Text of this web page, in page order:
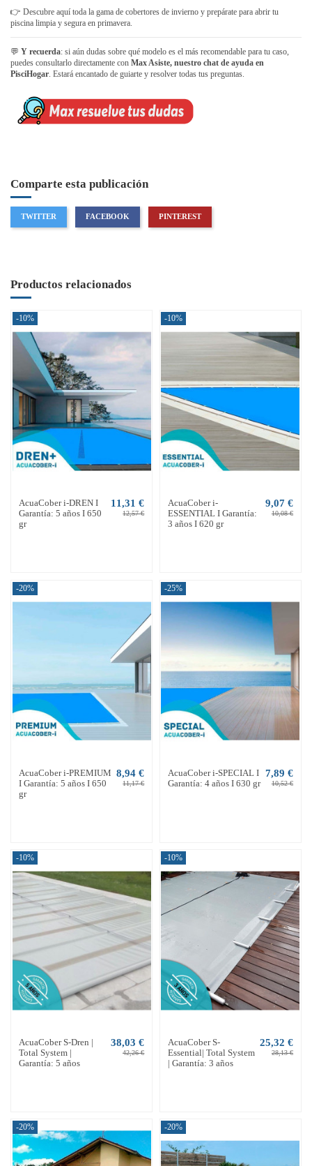
👉 Descubre aquí toda la gama de cobertores de invierno y prepárate para abrir tu
piscina limpia y segura en primavera.
💬 Y recuerda: si aún dudas sobre qué modelo es el más recomendable para tu caso,
puedes consultarlo directamente con Max Asiste, nuestro chat de ayuda en
PisciHogar. Estará encantado de guiarte y resolver todas tus preguntas.
Comparte esta publicación
TWITTER FACEBOOK PINTEREST
Productos relacionados
-10%
AcuaCober i-DREN I
Garantía: 5 años I 650
gr
11,31 €
12,57 €
-10%
AcuaCober i-
ESSENTIAL I Garantía:
3 años I 620 gr
9,07 €
10,08 €
-20%
AcuaCober i-PREMIUM
I Garantía: 5 años I 650
gr
8,94 €
11,17 €
-25%
AcuaCober i-SPECIAL I
Garantía: 4 años I 630 gr
7,89 €
10,52 €
-10%
AcuaCober S-Dren |
Total System |
Garantía: 5 años
38,03 €
42,26 €
-10%
AcuaCober S-
Essential| Total System
| Garantía: 3 años
25,32 €
28,13 €
-20% -20%